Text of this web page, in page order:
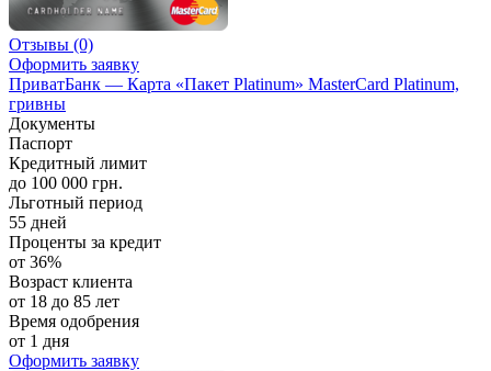
Отзывы (0)
Оформить заявку
ПриватБанк — Карта «Пакет Platinum» MasterCard Platinum,
гривны
Документы
Паспорт
Кредитный лимит
до 100 000 грн.
Льготный период
55 дней
Проценты за кредит
от 36%
Возраст клиента
от 18 до 85 лет
Время одобрения
от 1 дня
Оформить заявку